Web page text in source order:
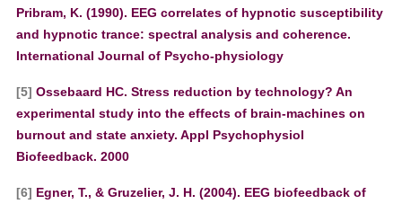
Pribram, K. (1990). EEG correlates of hypnotic susceptibility
and hypnotic trance: spectral analysis and coherence.
International Journal of Psycho-physiology
[5] Ossebaard HC. Stress reduction by technology? An
experimental study into the effects of brain-machines on
burnout and state anxiety. Appl Psychophysiol
Biofeedback. 2000
[6] Egner, T., & Gruzelier, J. H. (2004). EEG biofeedback of